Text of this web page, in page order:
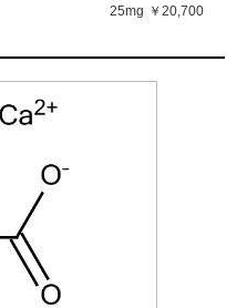
25mg ￥20,700